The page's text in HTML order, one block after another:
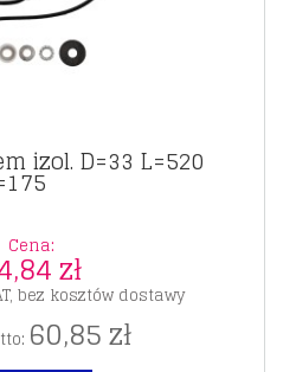
izol. D=33 L=520
Cena:zł
bez kosztów dostawy
60,85 zł